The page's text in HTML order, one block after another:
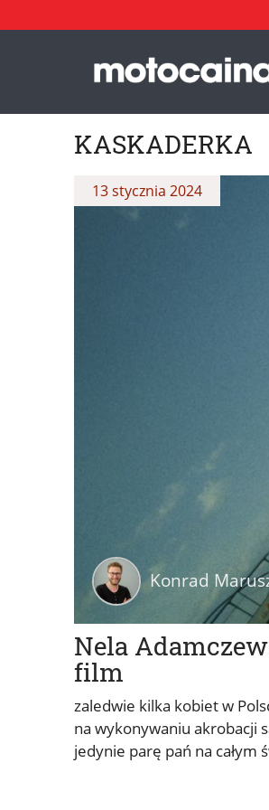
KASKADERKA
Nela
film
13 stycznia 2024
Konrad
zaledwie kilka kobiet w
na wykonywaniu akrobacji
jedynie parę pań na